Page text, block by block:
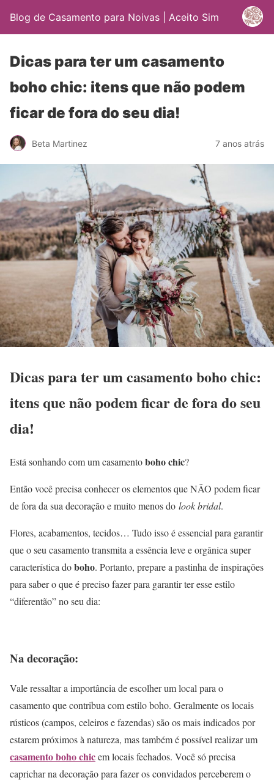
Blog de Casamento para Noivas | Aceito Sim
Dicas para ter um casamento
boho chic: itens que não podem
ficar de fora do seu dia!
Beta Martinez 7 anos atrás
Dicas para ter um casamento boho chic:
itens que não podem ficar de fora do seu
dia!
Está sonhando com um casamentoboho chic?
Então você precisa conhecer os elementos que NÃO podem ficar
de fora da sua decoração e muito menos do look bridal.
Flores, acabamentos, tecidos… Tudo isso é essencial para garantir
que o seu casamento transmita a essência leve e orgânica super
característica doboho. Portanto, prepare a pastinha de inspirações
para saber o que é preciso fazer para garantir ter esse estilo
“diferentão” no seu dia:
Na decoração:
Vale ressaltar a importância de escolher um local para o
casamento que contribua com estilo boho. Geralmente os locais
rústicos (campos, celeiros e fazendas) são os mais indicados por
estarem próximos à natureza, mas também é possível realizar um
casamento boho chicem locais fechados. Você só precisa
caprichar na decoração para fazer os convidados perceberem o